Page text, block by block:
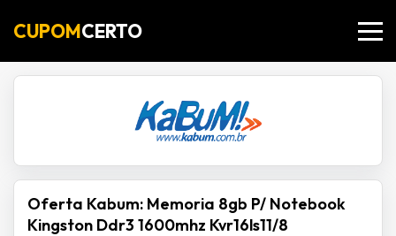
CUPOMCERTO
Oferta Kabum: Memoria 8gb P/ Notebook
Kingston Ddr3 1600mhz Kvr16ls11/8